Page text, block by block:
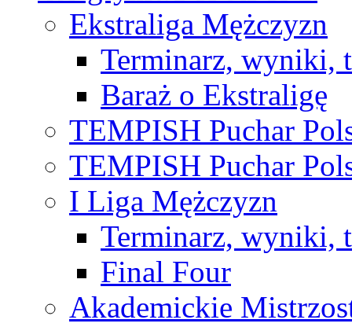
Ekstraliga Mężczyzn
Terminarz, wyniki,
Baraż o Ekstraligę
TEMPISH Puchar
TEMPISH Puchar
I Liga Mężczyzn
Terminarz, wyniki,
Final Four
Akademickie